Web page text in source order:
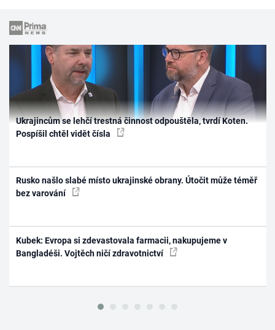
Ukrajincům se lehčí trestná činnost odpouštěla, tvrdí Koten.
Pospíšil chtěl vidět čísla
Rusko našlo slabé místo ukrajinské obrany. Útočit může téměř
bez varování
Kubek: Evropa si zdevastovala farmacii, nakupujeme v
Bangladéši. Vojtěch ničí zdravotnictví